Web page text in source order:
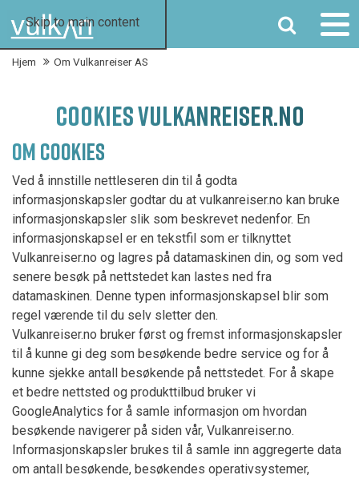
Skip to main content SØK
Hjem Om Vulkanreiser AS
COOKIES VULKANREISER.NO
OM COOKIES
Ved å innstille nettleseren din til å godta
informasjonskapsler godtar du at vulkanreiser.no kan bruke
informasjonskapsler slik som beskrevet nedenfor. En
informasjonskapsel er en tekstfil som er tilknyttet
Vulkanreiser.no og lagres på datamaskinen din, og som ved
senere besøk på nettstedet kan lastes ned fra
datamaskinen. Denne typen informasjonskapsel blir som
regel værende til du selv sletter den.
Vulkanreiser.no bruker først og fremst informasjonskapsler
til å kunne gi deg som besøkende bedre service og for å
kunne sjekke antall besøkende på nettstedet. For å skape
et bedre nettsted og produkttilbud bruker vi
GoogleAnalytics for å samle informasjon om hvordan
besøkende navigerer på siden vår, Vulkanreiser.no.
Informasjonskapsler brukes til å samle inn aggregerte data
om antall besøkende, besøkendes operativsystemer,